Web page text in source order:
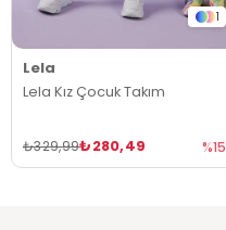
1
Lela
Lela Kız Çocuk Takım
₺280,49
₺329,99 %15